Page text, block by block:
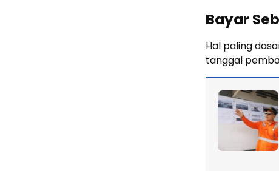
Bayar
Hal paling
tanggal